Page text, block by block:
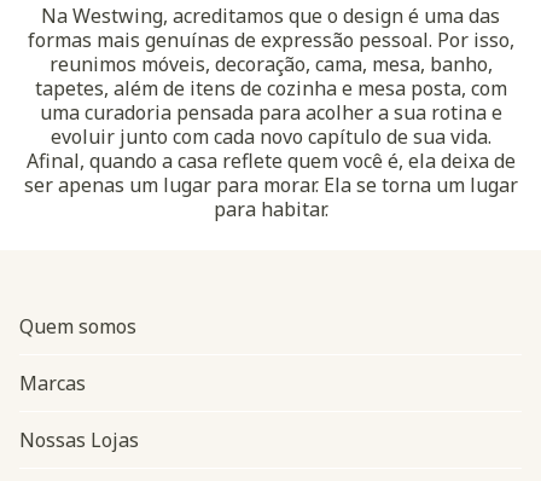
Na Westwing, acreditamos que o design é uma das
formas mais genuínas de expressão pessoal. Por isso,
reunimos móveis, decoração, cama, mesa, banho,
tapetes, além de itens de cozinha e mesa posta, com
uma curadoria pensada para acolher a sua rotina e
evoluir junto com cada novo capítulo de sua vida.
Afinal, quando a casa reflete quem você é, ela deixa de
ser apenas um lugar para morar. Ela se torna um lugar
para habitar.
Quem somos
Marcas
Nossas Lojas